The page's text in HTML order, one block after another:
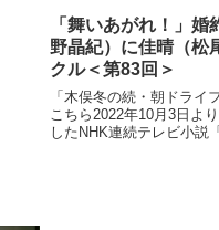
折と再生のストーリー。
町・東大阪で生まれ育...
「舞いあがれ！」婚
野晶紀）に佳晴（松
クル＜第83回＞
「木俣冬の続・朝ドライ
こちら2022年10月3日よ
したNHK連続テレビ小説